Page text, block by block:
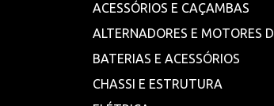
ACESSÓRIOS E CAÇAMBAS
ALTERNADORES E MOTORES
BATERIAS E ACESSÓRIOS
CHASSI E ESTRUTURA